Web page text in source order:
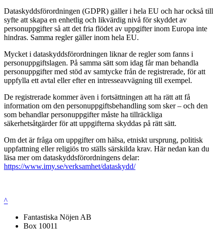
Dataskyddsförordningen (GDPR) gäller i hela EU och har också till
syfte att skapa en enhetlig och likvärdig nivå för skyddet av
personuppgifter så att det fria flödet av uppgifter inom Europa inte
hindras. Samma regler gäller inom hela EU.
Mycket i dataskyddsförordningen liknar de regler som fanns i
personuppgiftslagen. På samma sätt som idag får man behandla
personuppgifter med stöd av samtycke från de registrerade, för att
uppfylla ett avtal eller efter en intresseavvägning till exempel.
De registrerade kommer även i fortsättningen att ha rätt att få
information om den personuppgiftsbehandling som sker – och den
som behandlar personuppgifter måste ha tillräckliga
säkerhetsåtgärder för att uppgifterna skyddas på rätt sätt.
Om det är fråga om uppgifter om hälsa, etniskt ursprung, politisk
uppfattning eller religiös tro ställs särskilda krav. Här nedan kan du
läsa mer om dataskyddsförordningens delar:
https://www.imy.se/verksamhet/dataskydd/
^
Fantastiska Nöjen AB
Box 10011